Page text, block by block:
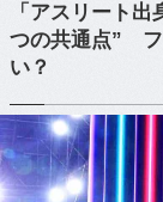
「アスリート
つの共通点” フ
い？